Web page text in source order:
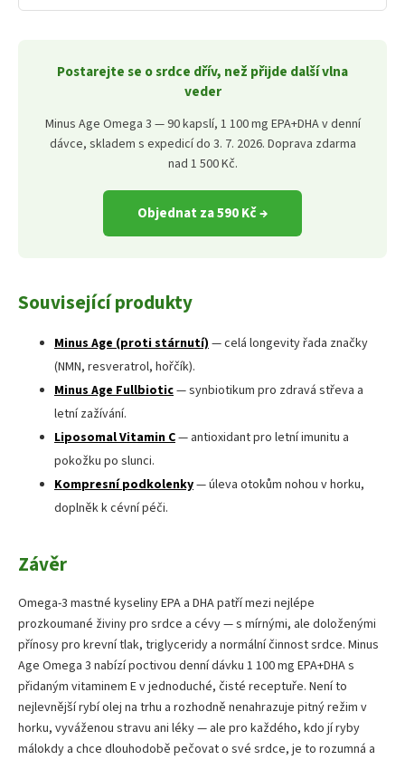
Postarejte se o srdce dřív, než přijde další vlna
veder
Minus Age Omega 3 — 90 kapslí, 1 100 mg EPA+DHA v denní
dávce, skladem s expedicí do 3. 7. 2026. Doprava zdarma
nad 1 500 Kč.
Objednat za 590 Kč →
Související produkty
Minus Age (proti stárnutí)— celá longevity řada značky
(NMN, resveratrol, hořčík).
Minus Age Fullbiotic— synbiotikum pro zdravá střeva a
letní zažívání.
Liposomal Vitamin C— antioxidant pro letní imunitu a
pokožku po slunci.
Kompresní podkolenky— úleva otokům nohou v horku,
doplněk k cévní péči.
Závěr
Omega-3 mastné kyseliny EPA a DHA patří mezi nejlépe
prozkoumané živiny pro srdce a cévy — s mírnými, ale doloženými
přínosy pro krevní tlak, triglyceridy a normální činnost srdce. Minus
Age Omega 3 nabízí poctivou denní dávku 1 100 mg EPA+DHA s
přidaným vitaminem E v jednoduché, čisté receptuře. Není to
nejlevnější rybí olej na trhu a rozhodně nenahrazuje pitný režim v
horku, vyváženou stravu ani léky — ale pro každého, kdo jí ryby
málokdy a chce dlouhodobě pečovat o své srdce, je to rozumná a